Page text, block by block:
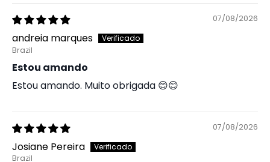
07/08/2026
andreia marques
Brazil
Estou amando
Estou amando. Muito obrigada 😊😊
07/08/2026
Josiane Pereira
Brazil